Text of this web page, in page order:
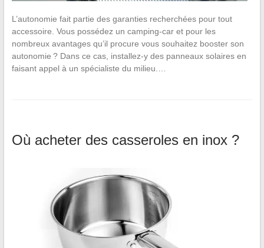
L’autonomie fait partie des garanties recherchées pour tout
accessoire. Vous possédez un camping-car et pour les
nombreux avantages qu’il procure vous souhaitez booster son
autonomie ? Dans ce cas, installez-y des panneaux solaires en
faisant appel à un spécialiste du milieu.…
Où acheter des casseroles en inox ?